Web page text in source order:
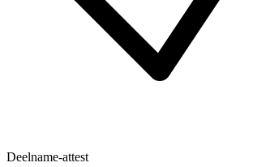
Deelname-attest